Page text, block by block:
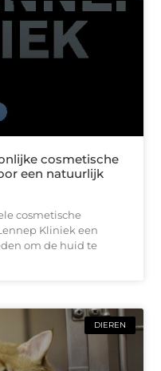
cosmetische
een natuurlijk
cosmetische
Kliniek een
om de huid te
DIEREN